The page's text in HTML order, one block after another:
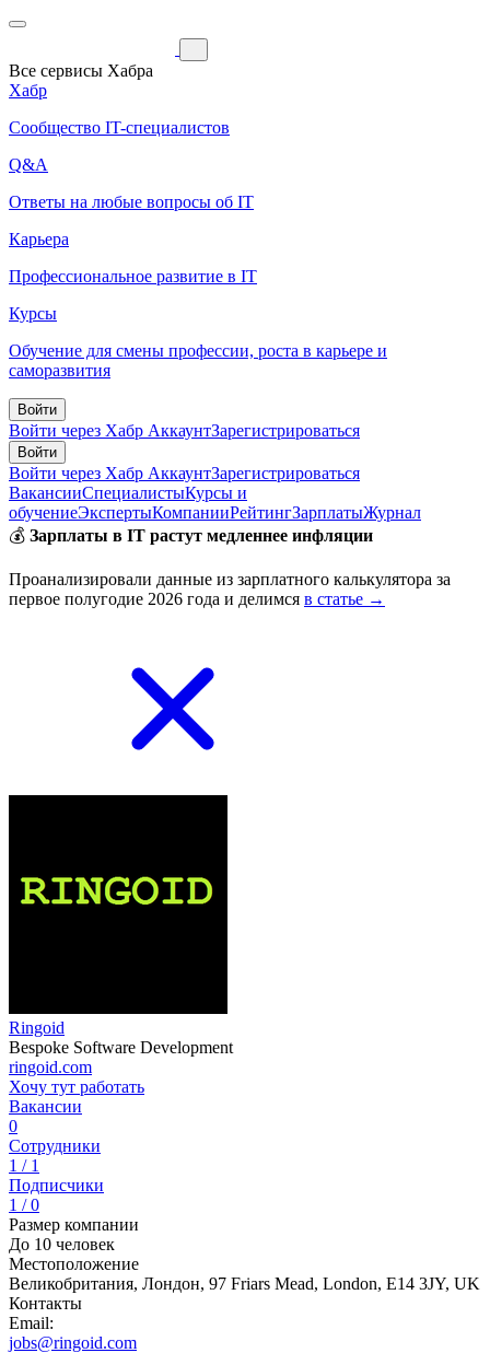
Все сервисы Хабра
Хабр
Сообщество IT-специалистов
Q&A
Ответы на любые вопросы об IT
Карьера
Профессиональное развитие в IT
Курсы
Обучение для смены профессии, роста в карьере и
саморазвития
Войти
Войти через Хабр АккаунтЗарегистрироваться
Войти
Войти через Хабр АккаунтЗарегистрироваться
ВакансииСпециалистыКурсы и
обучениеЭкспертыКомпанииРейтингЗарплатыЖурнал
💰 Зарплаты в IT растут медленнее инфляции
Проанализировали данные из зарплатного калькулятора за
первое полугодие 2026 года и делимся в статье →
Ringoid
Bespoke Software Development
ringoid.com
Хочу тут работать
Вакансии
0
Сотрудники
1 / 1
Подписчики
1 / 0
Размер компании
До 10 человек
Местоположение
Великобритания, Лондон, 97 Friars Mead, London, E14 3JY, UK
Контакты
Email:
jobs@ringoid.com